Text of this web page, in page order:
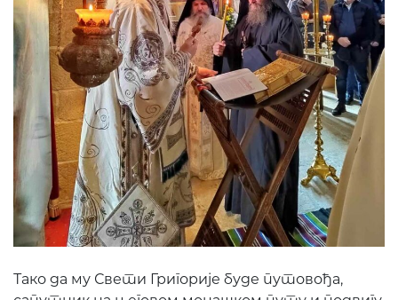
Тако да му Свети Григорије буде путовођа,